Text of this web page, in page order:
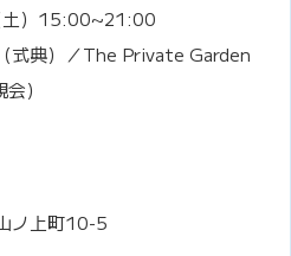
）15:00~21:00
式典）／The Private Garden
）
ノ上町10-5